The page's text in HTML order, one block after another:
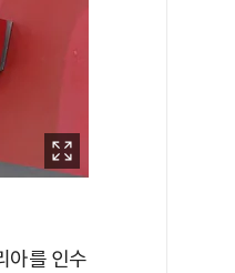
아를 인수